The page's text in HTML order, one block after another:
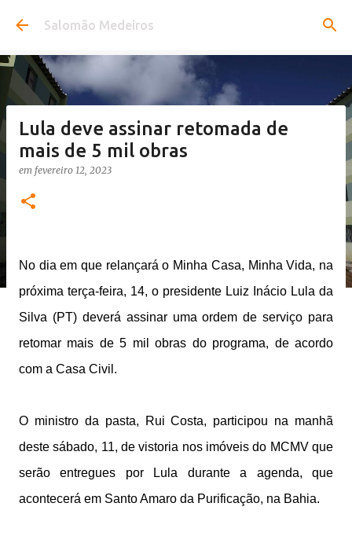
Pular para o conteúdo principal
Salomão Medeiros
Lula deve assinar retomada de
mais de 5 mil obras
em fevereiro 12, 2023
No dia em que relançará o Minha Casa, Minha Vida, na
próxima terça-feira, 14, o presidente Luiz Inácio Lula da
Silva (PT) deverá assinar uma ordem de serviço para
retomar mais de 5 mil obras do programa, de acordo
com a Casa Civil.
O ministro da pasta, Rui Costa, participou na manhã
deste sábado, 11, de vistoria nos imóveis do MCMV que
serão entregues por Lula durante a agenda, que
acontecerá em Santo Amaro da Purificação, na Bahia.